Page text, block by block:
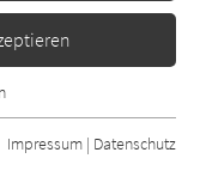
Funktionen der
die Webseite
Impressum | Datenschutz